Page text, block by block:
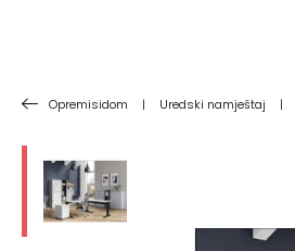
Opremisidom | Uredski namještaj |